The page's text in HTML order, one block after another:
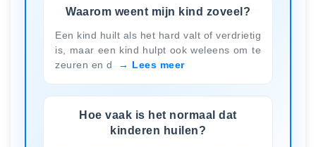
Waarom weent mijn kind zoveel?
Een kind huilt als het hard valt of verdrietig
is, maar een kind hulpt ook weleens om te
zeuren en d
Lees meer
Hoe vaak is het normaal dat
kinderen huilen?